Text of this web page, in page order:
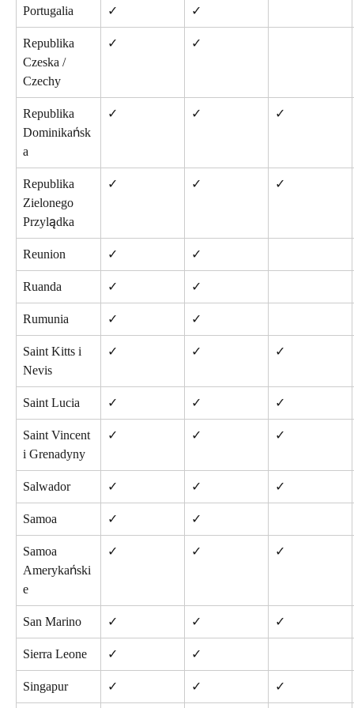
Portugalia ✓ ✓
Republika
Czeska /
Czechy
✓ ✓
Republika
Dominikańsk
a
✓ ✓ ✓
Republika
Zielonego
Przylądka
✓ ✓ ✓
Reunion ✓ ✓
Ruanda ✓ ✓
Rumunia ✓ ✓
Saint Kitts i
Nevis
✓ ✓ ✓
Saint Lucia ✓ ✓ ✓
Saint Vincent
i Grenadyny
✓ ✓ ✓
Salwador ✓ ✓ ✓
Samoa ✓ ✓
Samoa
Amerykański
e
✓ ✓ ✓
San Marino ✓ ✓ ✓
Sierra Leone ✓ ✓
Singapur ✓ ✓ ✓